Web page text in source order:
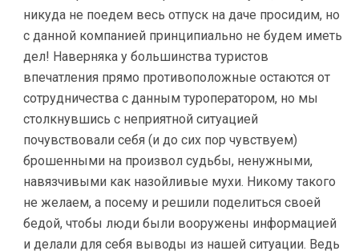
никуда не поедем весь отпуск на даче просидим, но
с данной компанией принципиально не будем иметь
дел! Наверняка у большинства туристов
впечатления прямо противоположные остаются от
сотрудничества с данным туроператором, но мы
столкнувшись с неприятной ситуацией
почувствовали себя (и до сих пор чувствуем)
брошенными на произвол судьбы, ненужными,
навязчивыми как назойливые мухи. Никому такого
не желаем, а посему и решили поделиться своей
бедой, чтобы люди были вооружены информацией
и делали для себя выводы из нашей ситуации. Ведь